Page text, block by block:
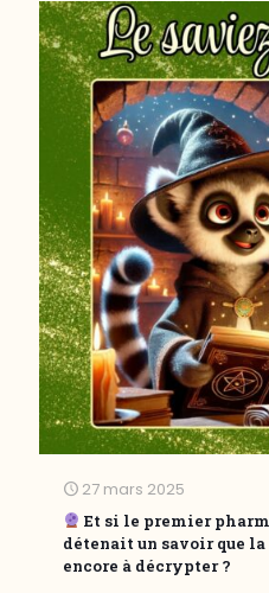
27 mars 2025
Et si le premier
détenait un savoir que
encore à décrypter ?